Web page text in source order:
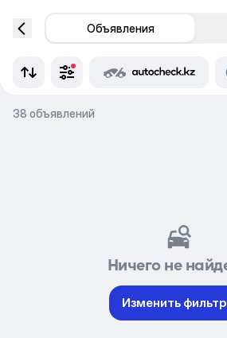
Объявления
38 объявлений
Ничего не
Изменить